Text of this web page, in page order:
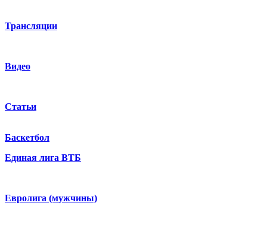
Трансляции
Видео
Статьи
Баскетбол
Единая лига ВТБ
Евролига (мужчины)